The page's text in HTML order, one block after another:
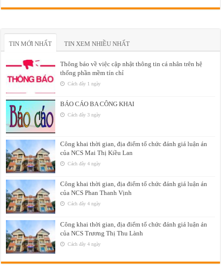
TIN MỚI NHẤT TIN XEM NHIỀU NHẤT
Thông báo về việc cập nhật thông tin cá nhân trên hệ
thống phần mềm tín chỉ
Cách đây 1 ngày
BÁO CÁO BA CÔNG KHAI
Cách đây 3 ngày
Công khai thời gian, địa điểm tổ chức đánh giá luận án
của NCS Mai Thị Kiều Lan
Cách đây 4 ngày
Công khai thời gian, địa điểm tổ chức đánh giá luận án
của NCS Phan Thanh Vịnh
Cách đây 4 ngày
Công khai thời gian, địa điểm tổ chức đánh giá luận án
của NCS Trương Thị Thu Lành
Cách đây 4 ngày